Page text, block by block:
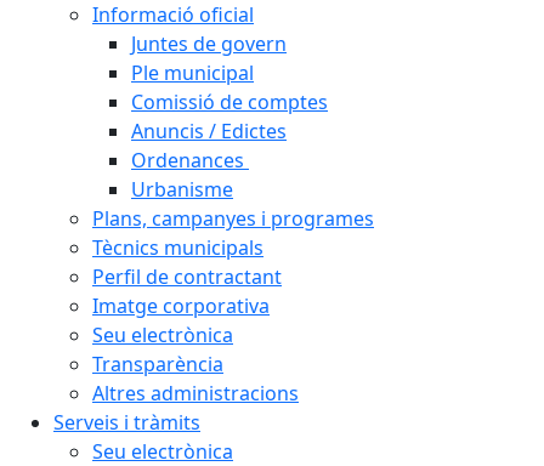
Informació oficial
Juntes de govern
Ple municipal
Comissió de comptes
Anuncis / Edictes
Ordenances
Urbanisme
Plans, campanyes i programes
Tècnics municipals
Perfil de contractant
Imatge corporativa
Seu electrònica
Transparència
Altres administracions
Serveis i tràmits
Seu electrònica